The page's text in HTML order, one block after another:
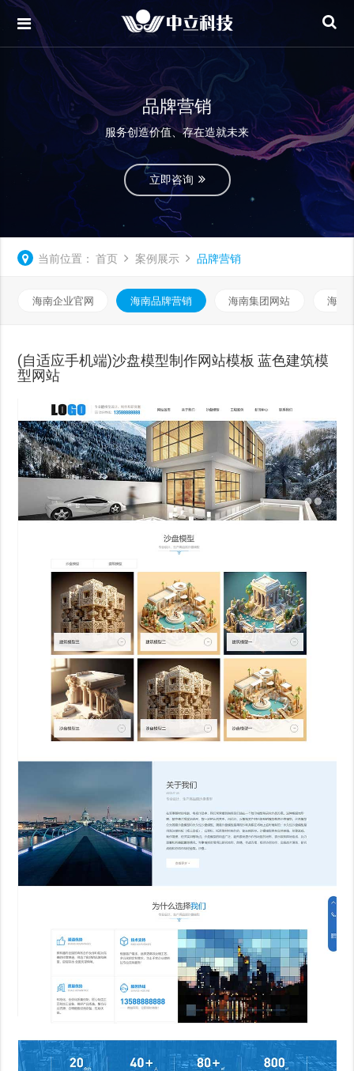
品牌营销
服务创造价值、存在造就未来
立即咨询
当前位置： 首页 案例展示 品牌营销
海南企业官网 海南品牌营销 海南集团网站 海南
(自适应手机端)沙盘模型制作网站模板 蓝色建筑模
型网站